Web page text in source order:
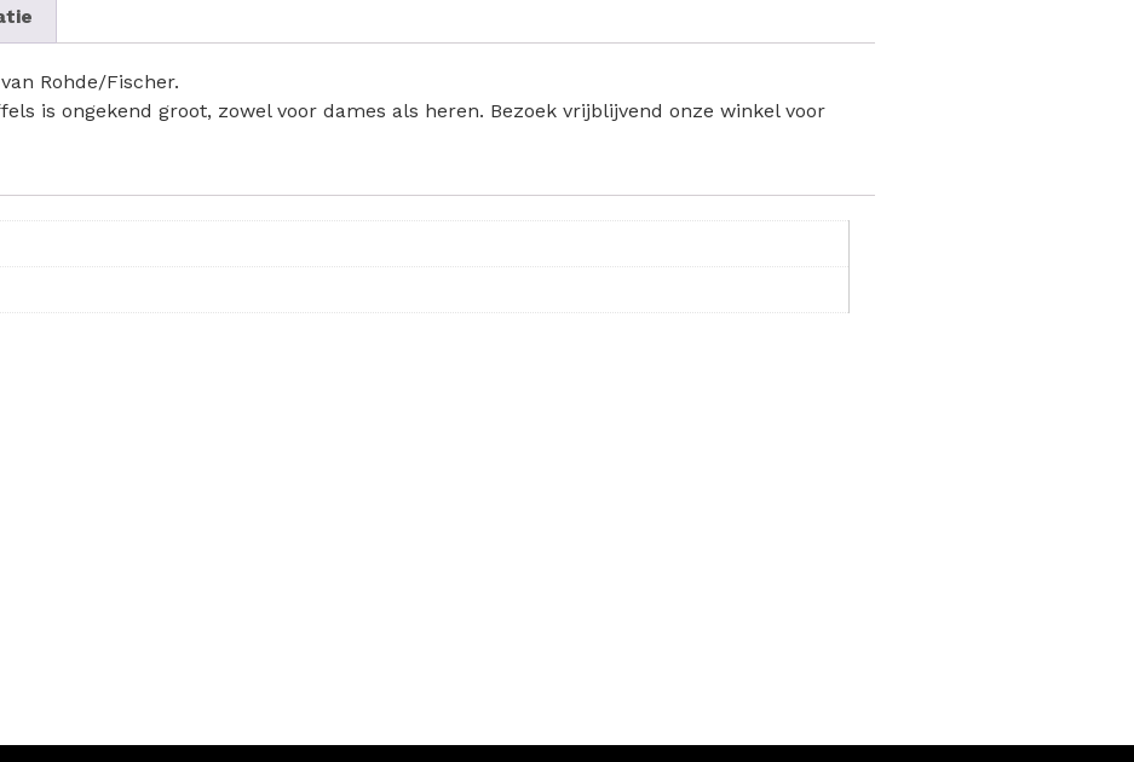
Rohde/Fischer.
is ongekend groot, zowel voor dames als heren. Bezoek vrijblijvend onze winkel voor